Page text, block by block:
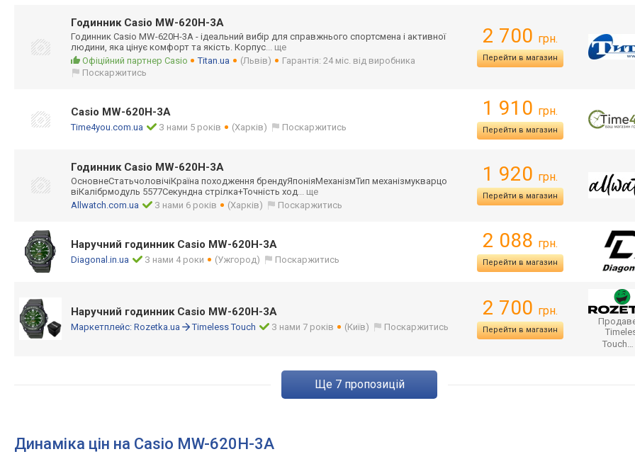
Годинник Casio MW-620H-3A
Годинник Casio MW-620H-3A - ідеальний вибір для справжнього спортсмена і активної
людини, яка цінує комфорт та якість. Корпус... ще
Офіційний партнер Casio
Titan.ua (Львів)
Гарантія: 24 міс. від виробника
Поскаржитись
2 700 грн.
Перейти в магазин
Casio MW-620H-3A
Time4you.com.ua З нами 5 років (Харків) Поскаржитись
1 910 грн.
Перейти в магазин
Годинник Casio MW-620H-3A
ОсновнеСтатьчоловічіКраїна походження брендуЯпоніяМеханізмТип механізмукварцо
віКалібрмодуль 5577Секундна стрілка+Точність ход... ще
Allwatch.com.ua
З нами 6 років (Харків) Поскаржитись
1 920 грн.
Перейти в магазин
Наручний годинник Casio MW-620H-3A
Diagonal.in.ua З нами 4 роки (Ужгород) Поскаржитись
2 088 грн.
Перейти в магазин
Наручний годинник Casio MW-620H-3A
Маркетплейс: Rozetka.ua Timeless Touch З нами 7 років (Київ) Поскаржитись
2 700 грн.
Перейти в магазин
Touch…
ще 7пропозицій
Динаміка цін на Casio MW-620H-3A